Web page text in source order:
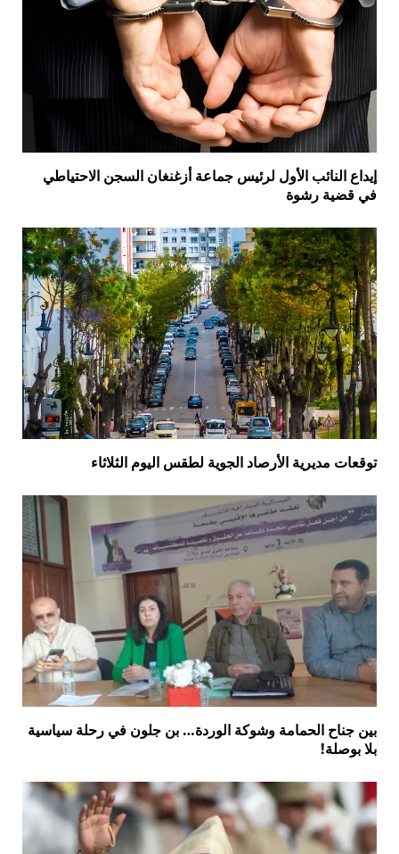
إيداع النائب الأول لرئيس جماعة أزغنغان السجن الاحتياطي
في قضية رشوة
توقعات مديرية الأرصاد الجوية لطقس اليوم الثلاثاء
بين جناح الحمامة وشوكة الوردة… بن جلون في رحلة سياسية
بلا بوصلة!